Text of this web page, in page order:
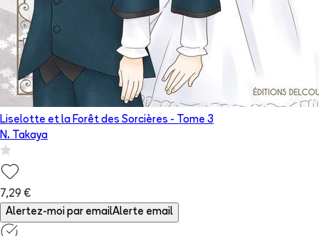
Liselotte et la Forêt des Sorcières - Tome 3
N. Takaya
7,29 €
Alertez-moi par emailAlerte email